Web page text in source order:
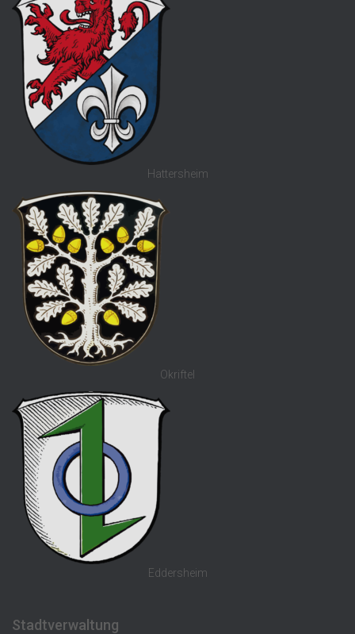
Hattersheim
Okriftel
Eddersheim
Stadtverwaltung